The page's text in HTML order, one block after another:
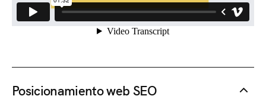
Posicionamiento web SEO